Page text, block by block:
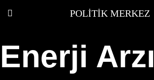
POLITIK MERKEZ
Enerji Arzı